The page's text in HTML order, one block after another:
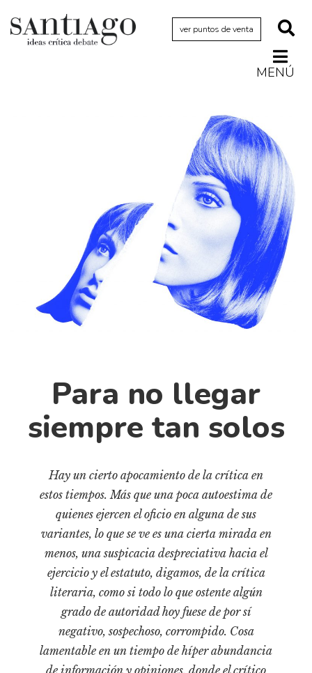
ver puntos de venta
MENÚ
Cultura
Fragmentos
Gran reserva
Historia
Historia material de los libros
Lagunas mentales
Libros usados
Literatura
Medioambiente
Narrativas visuales
Pensamiento
Pensamiento ilustrado
Personaje
Para no llegar
siempre tan solos
Hay un cierto apocamiento de la crítica en
estos tiempos. Más que una poca autoestima de
quienes ejercen el oficio en alguna de sus
variantes, lo que se ve es una cierta mirada en
menos, una suspicacia despreciativa hacia el
ejercicio y el estatuto, digamos, de la crítica
literaria, como si todo lo que ostente algún
grado de autoridad hoy fuese de por sí
negativo, sospechoso, corrompido. Cosa
lamentable en un tiempo de híper abundancia